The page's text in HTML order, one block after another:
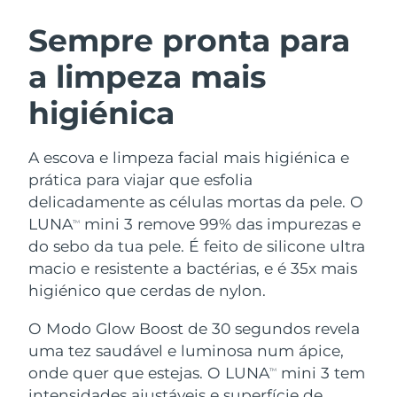
Sempre pronta para
a limpeza mais
higiénica
A escova e limpeza facial mais higiénica e
prática para viajar que esfolia
delicadamente as células mortas da pele. O
LUNATM
mini 3 remove 99% das impurezas e
do sebo da tua pele. É feito de silicone ultra
macio e resistente a bactérias, e é 35x mais
higiénico que cerdas de nylon.
O Modo Glow Boost de 30 segundos revela
uma tez saudável e luminosa num ápice,
onde quer que estejas. O LUNATM
mini 3 tem
Limpeza facial
Anti-aging massage
LUNA™ 4 Plus
Massage, LED heating
For men, anti-aging massage
Microcurrent toning
BEAR™ 2 go
Microcurrent toning on-the-go
Microcurrent line smoothing device
Hidratação
UFO™ 3 kit
Deep facial hydration
UFO™ 3 LED
Near-infrared and red light therapy
device
Cuidado oral
issa™ 4
Hybrid silicone sonic toothbrush
issa™ 4 plus
Smart hybrid silicone sonic toothbrush
TRATAMENTO ANTIENVELHECIMENTO
FAQ™
Antienvelhecimento Tratamentos LED
NEW
Áustria Entrega prevista
Barein Entrega prevista
Bélgica
Bermudas Entrega prevista8/15/26
Bósnia e
Herzegovina
Entrega prevista8/12/26
Brunei Entrega prevista 8/14/26
Bulgária Entrega prevista
Canadá Entrega prevista8/13/26
Chile Entrega prevista8/13/26